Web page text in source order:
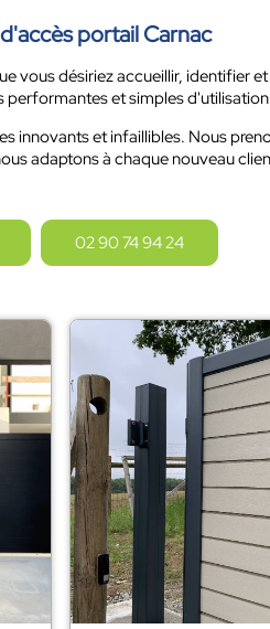
portail Carnac
désiriez accueillir, identifier
performantes et simples
innovants et infaillibles. Nous
adaptons à chaque nouveau
02 90 74 94 24